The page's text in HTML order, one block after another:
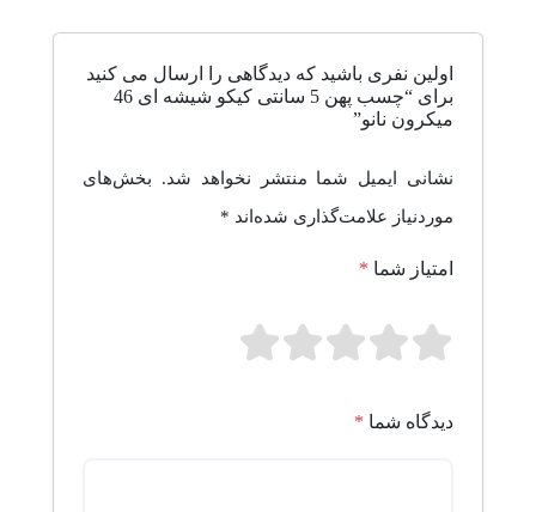
اولین نفری باشید که دیدگاهی را ارسال می کنید
برای “چسب پهن 5 سانتی کیکو شیشه ای 46
میکرون نانو”
نشانی ایمیل شما منتشر نخواهد شد.
بخش‌های
موردنیاز علامت‌گذاری شده‌اند *
امتیاز شما *
دیدگاه شما *